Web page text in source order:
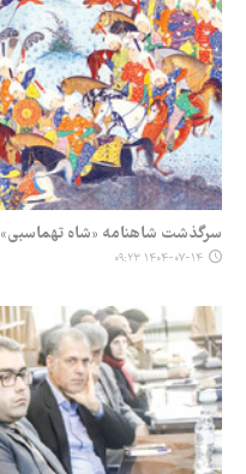
سرگذشت شاهنامه «شاه تهماسبی»
۱۴۰۴-۰۷-۱۴ ۰۹:۲۳